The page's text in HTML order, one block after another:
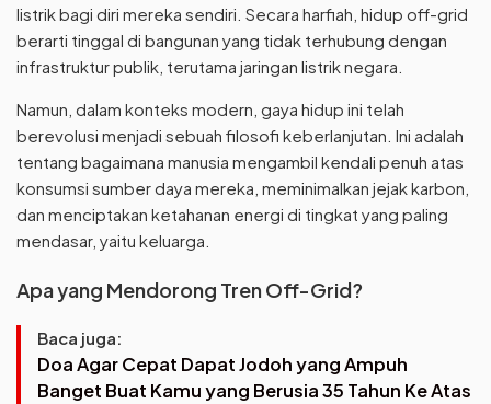
listrik bagi diri mereka sendiri. Secara harfiah, hidup off-grid
berarti tinggal di bangunan yang tidak terhubung dengan
infrastruktur publik, terutama jaringan listrik negara.
Namun, dalam konteks modern, gaya hidup ini telah
berevolusi menjadi sebuah filosofi keberlanjutan. Ini adalah
tentang bagaimana manusia mengambil kendali penuh atas
konsumsi sumber daya mereka, meminimalkan jejak karbon,
dan menciptakan ketahanan energi di tingkat yang paling
mendasar, yaitu keluarga.
Apa yang Mendorong Tren Off-Grid?
Baca juga:
Doa Agar Cepat Dapat Jodoh yang Ampuh
Banget Buat Kamu yang Berusia 35 Tahun Ke Atas